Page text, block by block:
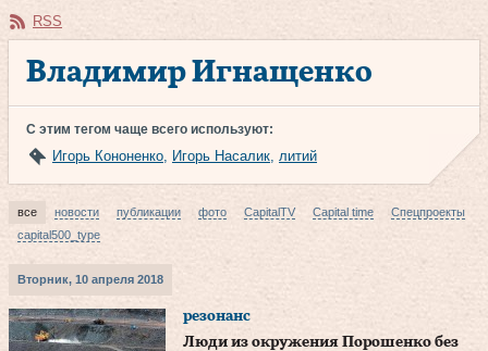
RSS
Владимир Игнащенко
С этим тегом чаще всего используют:
Игорь Кононенко, Игорь Насалик, литий
все новости публикации фото CapitalTV Capital time
Спецпроекты
capital500_type
Вторник, 10 апреля 2018
резонанс
Люди из окружения Порошенко без